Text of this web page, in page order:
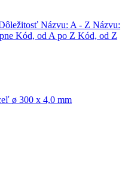
Názvu: A - Z Názvu:
Kód, od A po Z Kód, od Z